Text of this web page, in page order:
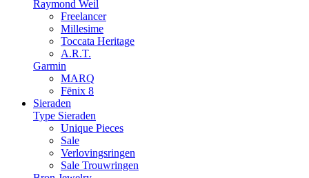
Raymond Weil
Freelancer
Millesime
Toccata Heritage
A.R.T.
Garmin
MARQ
Fēnix 8
Sieraden
Type Sieraden
Unique Pieces
Sale
Verlovingsringen
Sale Trouwringen